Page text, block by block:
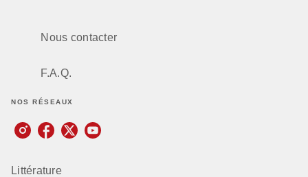
Nous contacter
F.A.Q.
NOS RÉSEAUX
Littérature